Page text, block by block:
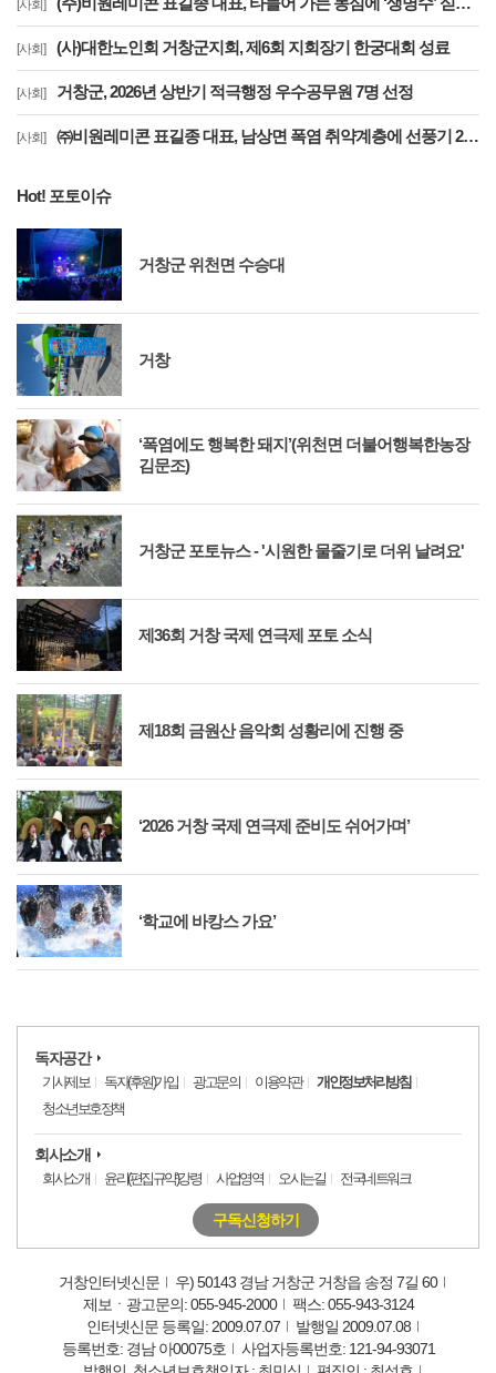
[사회]
[사회] (사)대한노인회 거창군지회, 제6회 지회장기 한궁대회 성료
[사회] 거창군, 2026년 상반기 적극행정 우수공무원 7명 선정
[사회] ㈜비원레미콘 표길종 대표, 남상면 폭염 취약계층에 선풍기 20대 기탁… ‘시원한 나눔’ 실천
Hot! 포토이슈
거창군 위천면 수승대
거창
‘폭염에도 행복한 돼지’(위천면 더불어행복한농장
김문조)
거창군 포토뉴스 - '시원한 물줄기로 더위 날려요'
제36회 거창 국제 연극제 포토 소식
제18회 금원산 음악회 성황리에 진행 중
‘2026 거창 국제 연극제 준비도 쉬어가며’
‘학교에 바캉스 가요’
독자공간
기사제보 독자(후원)가입 광고문의 이용약관
개인정보처리방침
청소년보호정책
회사소개
회사소개 윤리(편집규약)강령 사업영역 오시는길 전국네트워크
구독신청하기
거창인터넷신문
우) 50143 경남 거창군 거창읍 송정 7길 60
제보ㆍ광고문의: 055-945-2000
팩스: 055-943-3124
인터넷신문 등록일: 2009.07.07
발행일 2009.07.08
등록번호: 경남 아00075호
사업자등록번호: 121-94-93071